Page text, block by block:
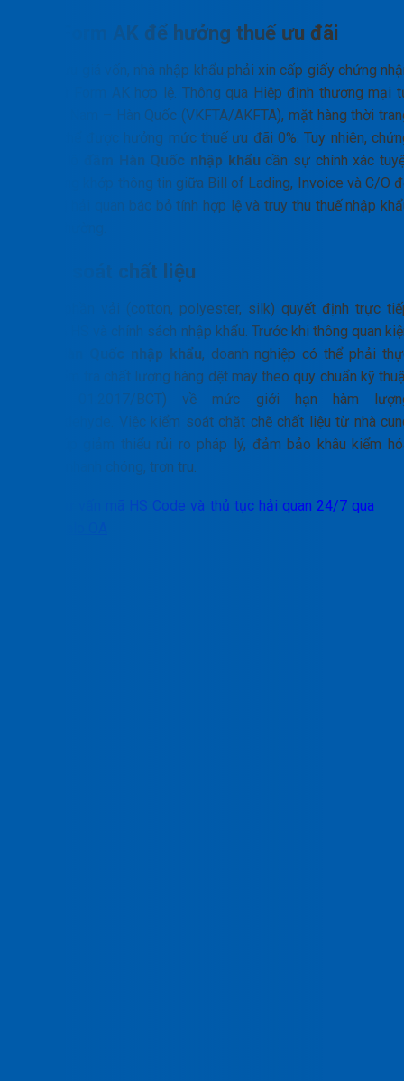
C/O Form AK để hưởng thuế ưu đãi
Để tối ưu giá vốn, nhà nhập khẩu phải xin cấp giấy chứng
xuất xứ Form AK hợp lệ. Thông qua Hiệp định thương mại
do Việt Nam – Hàn Quốc (VKFTA/AKFTA), mặt hàng thời
nữ có thể được hưởng mức thuế ưu đãi 0%. Tuy nhiên,
đầm Hàn Quốc nhập khẩucần sự chính xác
đối, trùng khớp thông tin giữa Bill of Lading, Invoice và C/O
tránh bị hải quan bác bỏ tính hợp lệ và truy thu thuế nhập
Kiểm soát chất liệu
Thành phần vải (cotton, polyester, silk) quyết định trực
đến mã HS và chính sách nhập khẩu. Trước khi thông quan
đầm Hàn Quốc nhập khẩu, doanh nghiệp có thể phải
hiện kiểm tra chất lượng hàng dệt may theo quy chuẩn kỹ
(QCVN 01:2017/BCT) về mức giới hạn hàm
Formaldehyde. Việc kiểm soát chặt chẽ chất liệu từ nhà
cấp giúp giảm thiểu rủi ro pháp lý, đảm bảo khâu kiểm
diễn ra nhanh chóng, trơn tru.
Tư vấn mã HS Code và thủ tục hải quan 24/7 qua